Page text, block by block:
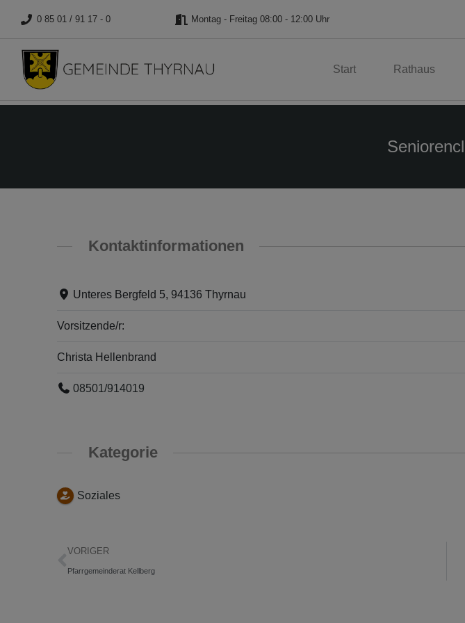
0 85 01 / 91 17 - 0 Montag - Freitag 08:00 - 12:00 Uhr
Start Rathaus
Kontaktinformationen
Unteres Bergfeld 5, 94136 Thyrnau
Vorsitzende/r:
Christa Hellenbrand
08501/914019
Kategorie
Soziales
VORIGER
Pfarrgemeinderat Kellberg